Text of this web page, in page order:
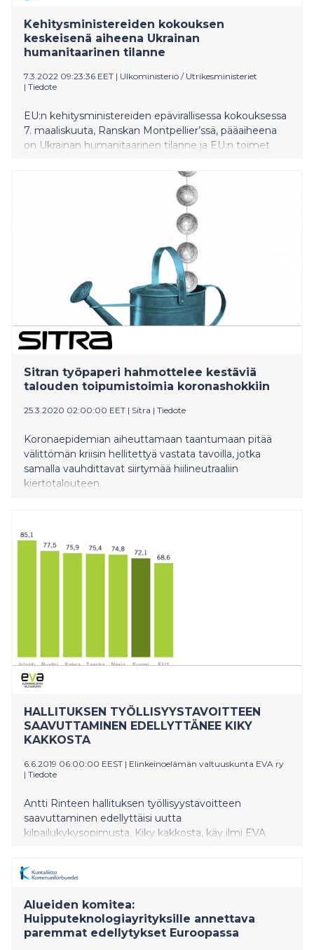
Kehitysministereiden kokouksen
keskeisenä aiheena Ukrainan
humanitaarinen tilanne
7.3.2022 09:23:36 EET | Ulkoministeriö / Utrikesministeriet
| Tiedote
EU:n kehitysministereiden epävirallisessa kokouksessa
7. maaliskuuta, Ranskan Montpellier’ssä, pääaiheena
on Ukrainan humanitaarinen tilanne ja EU:n toimet
ulkomaankauppaministeri Ville Skinnari edustaa
Sitran työpaperi hahmottelee kestäviä
talouden toipumistoimia koronashokkiin
25.3.2020 02:00:00 EET | Sitra | Tiedote
Koronaepidemian aiheuttamaan taantumaan pitää
välittömän kriisin hellitettyä vastata tavoilla, jotka
samalla vauhdittavat siirtymää hiilineutraaliin
kiertotalouteen.
HALLITUKSEN TYÖLLISYYSTAVOITTEEN
SAAVUTTAMINEN EDELLYTTÄNEE KIKY
KAKKOSTA
6.6.2019 06:00:00 EEST | Elinkeinoelämän valtuuskunta EVA ry
| Tiedote
Antti Rinteen hallituksen työllisyystavoitteen
saavuttaminen edellyttäisi uutta
kilpailukykysopimusta, Kiky kakkosta, käy ilmi EVA
kasvun kilpailijamaita pienemmäksi tuottavuuskehitys
talouspoliittinen tavoite on 75 prosentin työllisyysaste.
Alueiden komitea:
Huipputeknologiayrityksille annettava
paremmat edellytykset Euroopassa